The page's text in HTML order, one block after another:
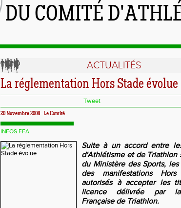
DU COMITÉ
ACTUALITÉS
La réglementation Hors Stade évolue
Tweet
20 Novembre 2008 - Le Comité
INFOS FFA
Suite à un accord entre
d'Athlétisme et de Triathlon
du Ministère des Sports, les
des manifestations
autorisés à accepter les
licence délivrée par la
Française de Triathlon.